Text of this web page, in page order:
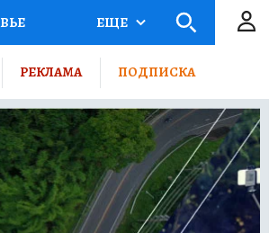
РЕКЛАМА
ЕЩЕ
РЕКЛАМА ПОДПИСКА